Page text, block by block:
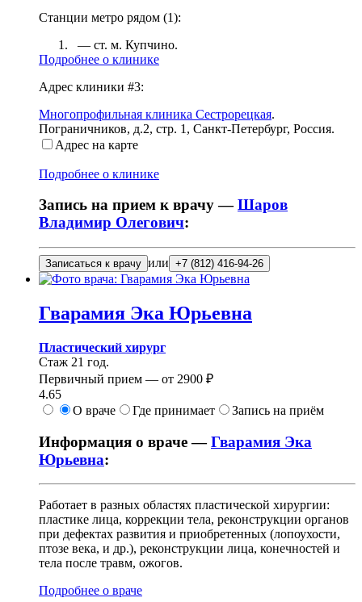
Станции метро рядом (1):
— ст. м. Купчино.
Подробнее о клинике
Адрес клиники #3:
Многопрофильная клиника Сестрорецкая.
Пограничников, д.2, стр. 1 , Санкт-Петербург, Россия.
Адрес на карте
Подробнее о клинике
Запись на прием к врачу —Шаров
Владимир Олегович:
Записаться к врачу или +7 (812) 416-94-26
Гварамия Эка Юрьевна
Пластический хирург
Стаж 21 год.
Первичный прием — от 2900 ₽
4.65
О враче
Где принимает Запись на приём
Информация о враче —Гварамия Эка
Юрьевна:
Работает в разных областях пластической хирургии:
пластике лица, коррекции тела, реконструкции органов
при дефектах развития и приобретенных (лопоухости,
птозе века, и др.), реконструкции лица, конечностей и
тела после травм, ожогов.
Подробнее о враче